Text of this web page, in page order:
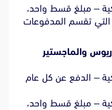
كرونة تشيكية – مبلغ قسط واحد،
تقسم المدفوعات
والماجستير
كرونة تشيكية – الدفع عن كل عام
كرونة تشيكية – مبلغ قسط واحد،